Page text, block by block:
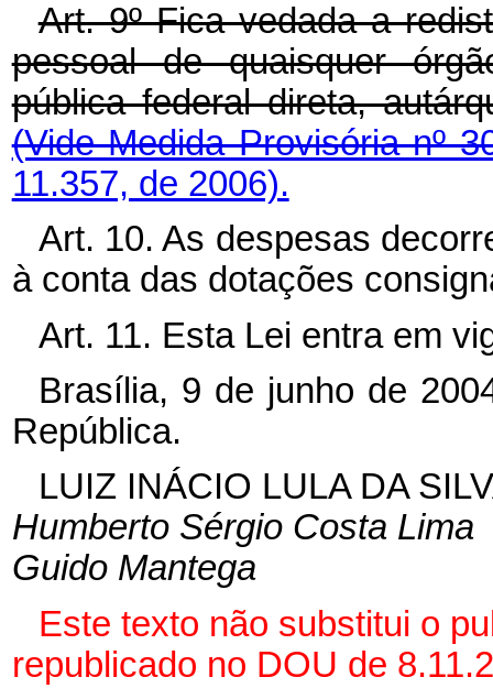
Art. 9º Fica vedada a
pessoal de quaisquer
pública federal direta,
(Vide Medida Provisória nº
11.357, de 2006).
Art. 10. As despesas
à conta das dotações
Art. 11. Esta Lei entra em
Brasília, 9 de junho de
República.
LUIZ INÁCIO LULA DA
Humberto Sérgio Costa Lima
Guido Mantega
Este texto não substitui o
republicado no DOU de